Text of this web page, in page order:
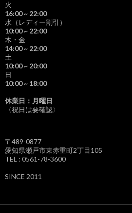
火
16:00~ 22:00
水（レディー割引）
10:00~ 22:00
木・金
14:00~ 22:00
土
10:00~ 20:00
日
10:00~ 18:00
休業日：月曜日
〈祝日は要確認〉
〒489-0877
愛知県瀬戸市東赤重町2丁目105
TEL : 0561-78-3600
SINCE 2011